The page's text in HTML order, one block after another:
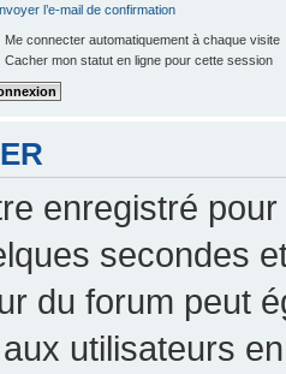
l’e-mail de confirmation
Me connecter automatiquement à chaque visite
Cacher mon statut en ligne pour cette session
enregistré
secondes
du forum peut
utilisateurs